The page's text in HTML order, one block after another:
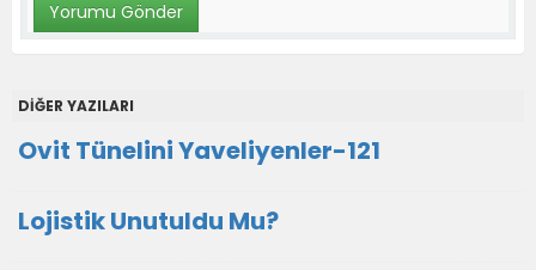
DİĞER YAZILARI
Ovit Tünelini Yaveliyenler-121
Lojistik Unutuldu Mu?